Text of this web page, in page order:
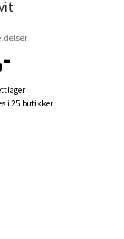
i 25 butikker